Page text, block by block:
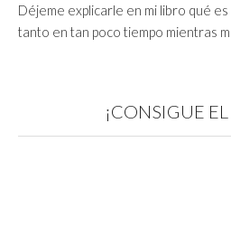
Déjeme explicarle en mi libro qué
tanto en tan poco tiempo mientras
¡CONSIGUE